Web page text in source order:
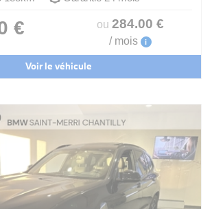
€ ou 284.00 €
/ mois i
Voir le véhicule